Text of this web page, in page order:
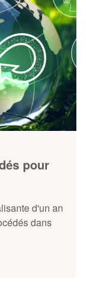
pour
d'un an
dans